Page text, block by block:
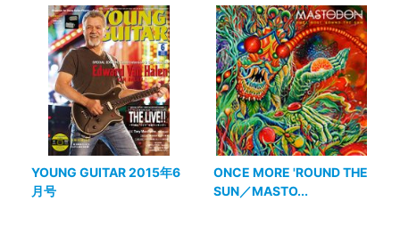
YOUNG GUITAR 2015年6
月号
ONCE MORE 'ROUND THE
SUN／MASTO...